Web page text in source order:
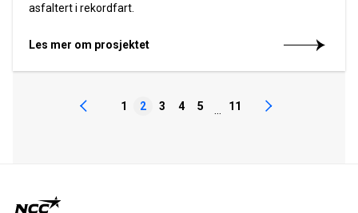
asfaltert i rekordfart.
Les mer om prosjektet
1 2 3 4 5 ... 11